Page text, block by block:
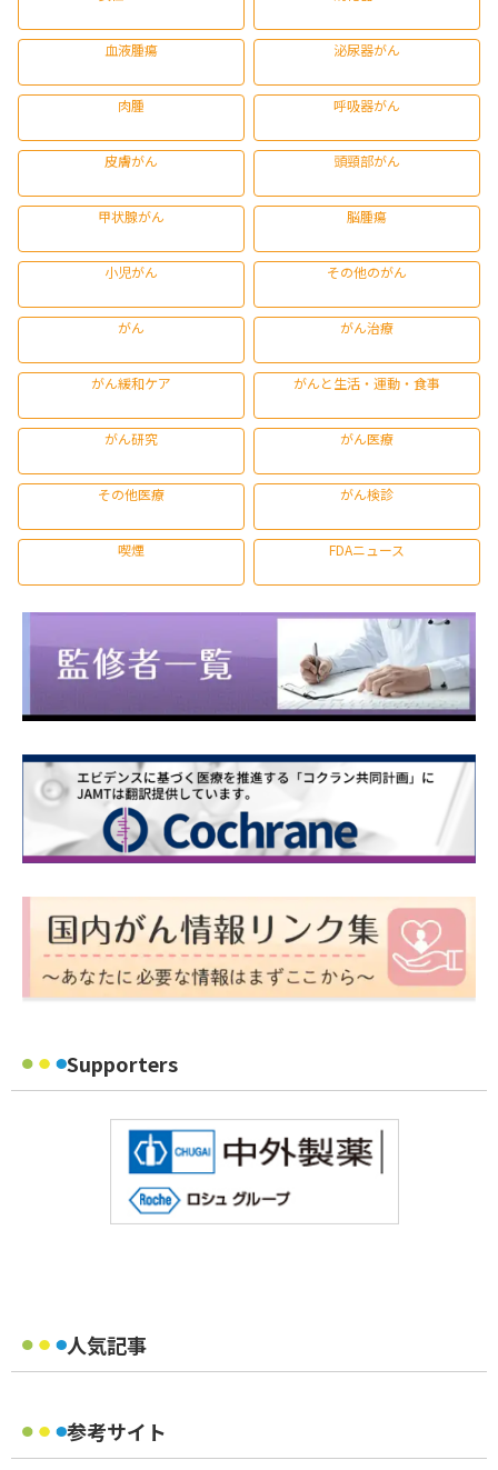
血液腫瘍 泌尿器がん
肉腫 呼吸器がん
皮膚がん 頭頸部がん
甲状腺がん 脳腫瘍
小児がん その他のがん
がん がん治療
がん緩和ケア がんと生活・運動・食事
がん研究 がん医療
その他医療 がん検診
喫煙 FDAニュース
Supporters
人気記事
参考サイト